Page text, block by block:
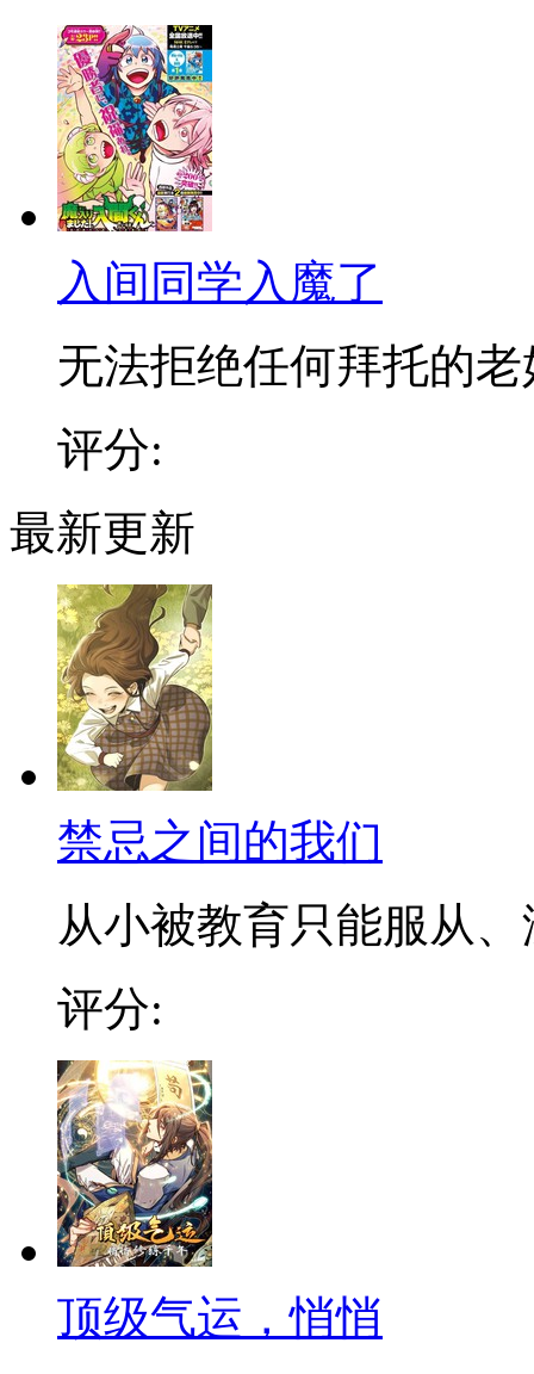
入间同学入魔了
无法拒绝任何拜托的老
评分:
最新更新
禁忌之间的我们
从小被教育只能服从、
评分:
顶级气运，悄悄